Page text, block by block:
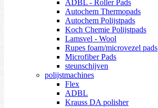
ADBL - Roller Pads
Autochem Thermopads
Autochem Polijstpads
Koch Chemie Polijstpads
Lamsvel - Wool
Rupes foam/microvezel pads
Microfiber Pads
steunschijven
polijstmachines
Flex
ADBL
Krauss DA polisher